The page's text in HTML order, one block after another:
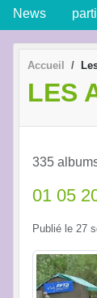
News
Accueil
LES
335
01 05
Publié le 27